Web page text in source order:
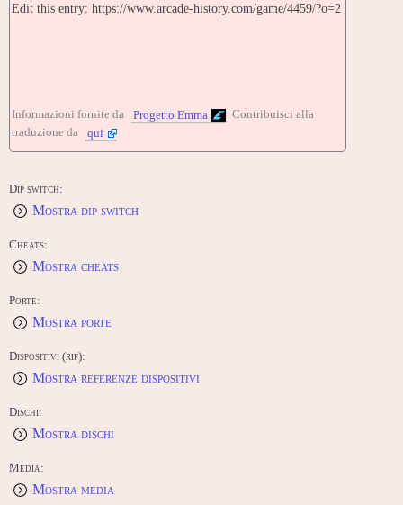
Edit this entry: https://www.arcade-history.com/game/4459/?o=2
Informazioni fornite da Progetto Emma
Contribuisci alla
traduzione da
qui
Dip switch:
Mostra dip switch
Cheats:
Mostra cheats
Porte:
Mostra porte
Dispositivi (rif):
Mostra referenze dispositivi
Dischi:
Mostra dischi
Media:
Mostra media